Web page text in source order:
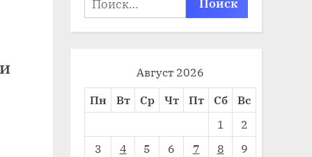
Август 2026
Пн
Вт Ср Чт Пт Сб
Вс
1
2
3
4 5 6 7 8
9